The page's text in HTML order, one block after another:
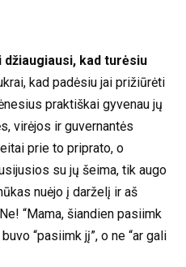
kad turėsiu
kad padėsiu jai prižiūrėti
praktiškai gyvenau jų
virėjos ir guvernantės
prie to priprato, o
su jų šeima, tik augo
nuėjo į darželį ir aš
“Mama, šiandien pasiimk
“pasiimk jį”, o ne “ar gali